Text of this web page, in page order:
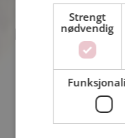
Strengt
nødvendig